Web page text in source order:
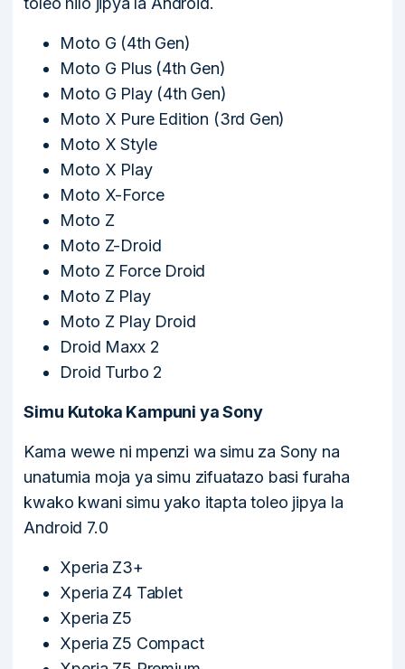
Moto G (4th Gen)
Moto G Plus (4th Gen)
Moto G Play (4th Gen)
Moto X Pure Edition (3rd Gen)
Moto X Style
Moto X Play
Moto X-Force
Moto Z
Moto Z-Droid
Moto Z Force Droid
Moto Z Play
Moto Z Play Droid
Droid Maxx 2
Droid Turbo 2
Simu Kutoka Kampuni ya Sony
Kama wewe ni mpenzi wa simu za Sony na
unatumia moja ya simu zifuatazo basi furaha
kwako kwani simu yako itapta toleo jipya la
Android 7.0
Xperia Z3+
Xperia Z4 Tablet
Xperia Z5
Xperia Z5 Compact